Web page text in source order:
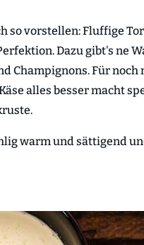
so vorstellen: Fluffige
Dazu gibt's ne
Champignons. Für noch
alles besser macht
warm und sättigend